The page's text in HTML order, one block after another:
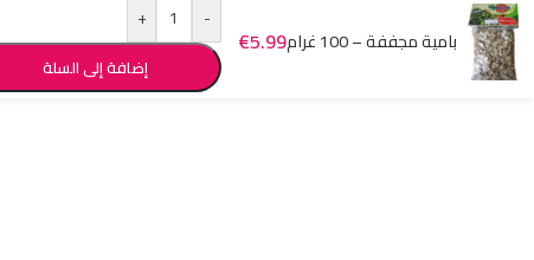
بامية مجففة – 100 غرام €5.99
-
+
إضافة إلى السلة